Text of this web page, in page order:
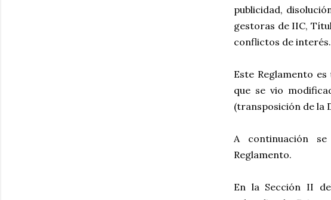
publicidad,
gestoras de IIC,
conflictos de interés.
Este Reglamento
que se vio
(transposición de la
A continuación
Reglamento.
En la Sección II